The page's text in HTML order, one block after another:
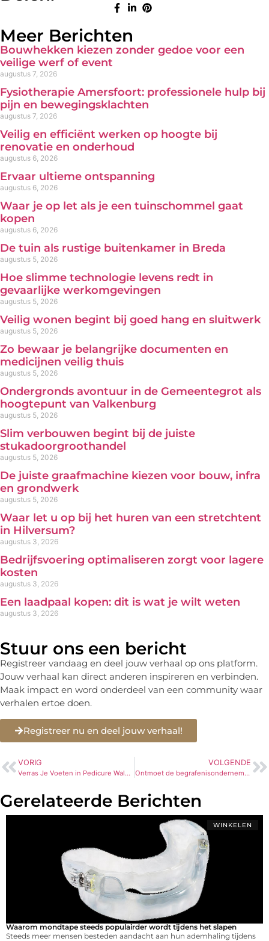
Meer Berichten
Bouwhekken kiezen zonder gedoe voor een
veilige werf of event
augustus 7, 2026
Fysiotherapie Amersfoort: professionele hulp bij
pijn en bewegingsklachten
augustus 7, 2026
Veilig en efficiënt werken op hoogte bij
renovatie en onderhoud
augustus 6, 2026
Ervaar ultieme ontspanning
augustus 6, 2026
Waar je op let als je een tuinschommel gaat
kopen
augustus 6, 2026
De tuin als rustige buitenkamer in Breda
augustus 5, 2026
Hoe slimme technologie levens redt in
gevaarlijke werkomgevingen
augustus 5, 2026
Veilig wonen begint bij goed hang en sluitwerk
augustus 5, 2026
Zo bewaar je belangrijke documenten en
medicijnen veilig thuis
augustus 5, 2026
Ondergronds avontuur in de Gemeentegrot als
hoogtepunt van Valkenburg
augustus 5, 2026
Slim verbouwen begint bij de juiste
stukadoorgroothandel
augustus 5, 2026
De juiste graafmachine kiezen voor bouw, infra
en grondwerk
augustus 5, 2026
Waar let u op bij het huren van een stretchtent
in Hilversum?
augustus 3, 2026
Bedrijfsvoering optimaliseren zorgt voor lagere
kosten
augustus 3, 2026
Een laadpaal kopen: dit is wat je wilt weten
augustus 3, 2026
Stuur ons een bericht
Registreer vandaag en deel jouw verhaal op ons platform.
Jouw verhaal kan direct anderen inspireren en verbinden.
Maak impact en word onderdeel van een community waar
verhalen ertoe doen.
Registreer nu en deel jouw verhaal!
VORIG
Verras Je Voeten in Pedicure Walhalla van Emmen!
VOLGENDE
Ontmoet de begrafenisondernemer in hoogvliet
Gerelateerde Berichten
WINKELEN
Waarom mondtape steeds populairder wordt tijdens het slapen
Steeds meer mensen besteden aandacht aan hun ademhaling tijdens